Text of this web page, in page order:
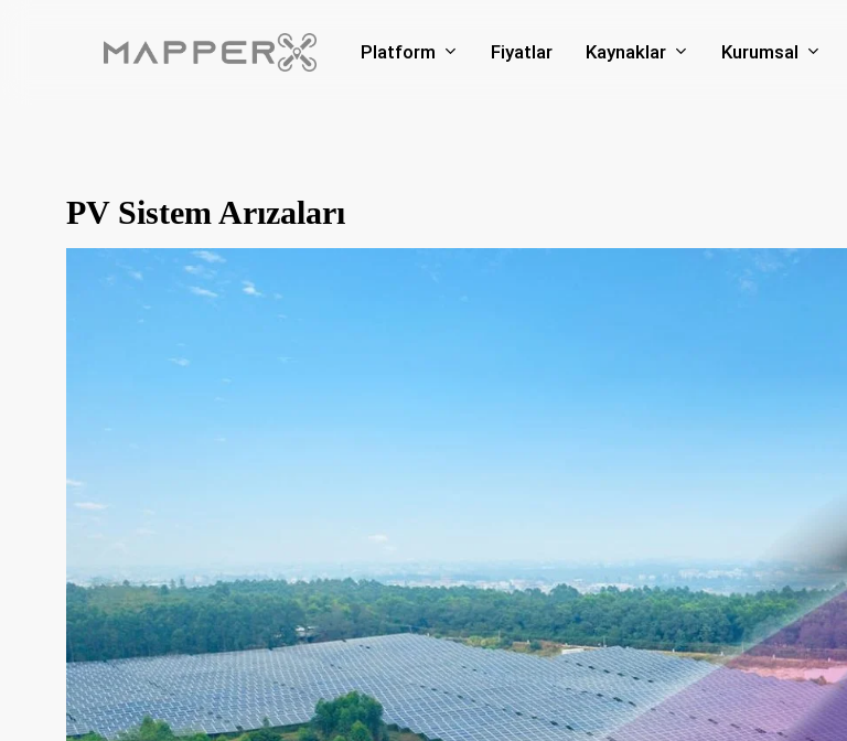
Platform Fiyatlar Kaynaklar Kurumsal
PV Sistem Arızaları